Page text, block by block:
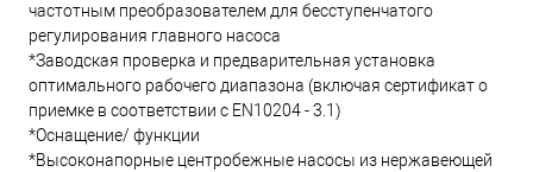
частотным преобразователем для бесступенчатого
регулирования главного насоса
*Заводская проверка и предварительная установка
оптимального рабочего диапазона (включая сертификат о
приемке в соответствии с EN10204 - 3.1)
*Оснащение/ функции
*Высоконапорные центробежные насосы из нержавеющей